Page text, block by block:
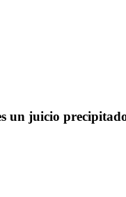
un juicio